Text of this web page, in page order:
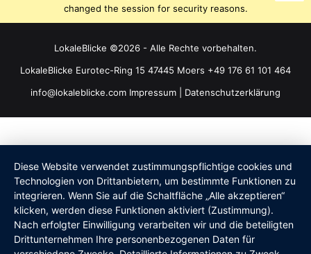
changed the session for security reasons.
LokaleBlicke ©2026 - Alle Rechte vorbehalten.
LokaleBlicke Eurotec-Ring 15 47445 Moers +49 176 61 101 464
info@lokaleblicke.com Impressum Datenschutzerklärung
Diese Website verwendet zustimmungspflichtige cookies und
Technologien von Drittanbietern, um bestimmte Funktionen zu
integrieren. Wenn Sie auf die Schaltfläche „Alle akzeptieren“
klicken, werden diese Funktionen aktiviert (Zustimmung).
Nach erfolgter Einwilligung verarbeiten wir und die beteiligten
Drittunternehmen Ihre personenbezogenen Daten für